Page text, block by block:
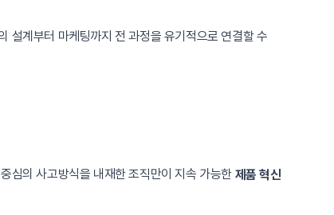
설계부터 마케팅까지 전 과정을 유기적으로 연결할 수
심의 사고방식을 내재한 조직만이 지속 가능한 제품 혁신